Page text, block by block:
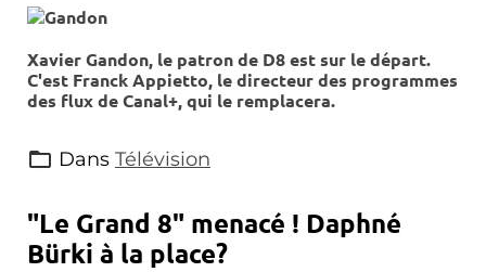
Xavier Gandon, le patron de D8 est sur le départ.
C'est Franck Appietto, le directeur des programmes
des flux de Canal+, qui le remplacera.
Dans Télévision
"Le Grand 8" menacé ! Daphné
Bürki à la place?